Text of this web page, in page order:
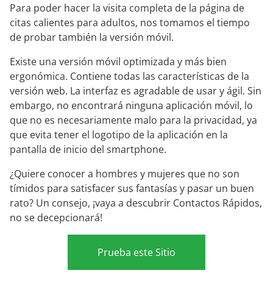
Para poder hacer la visita completa de la página de
citas calientes para adultos, nos tomamos el tiempo
de probar también la versión móvil.
Existe una versión móvil optimizada y más bien
ergonómica. Contiene todas las características de la
versión web. La interfaz es agradable de usar y ágil. Sin
embargo, no encontrará ninguna aplicación móvil, lo
que no es necesariamente malo para la privacidad, ya
que evita tener el logotipo de la aplicación en la
pantalla de inicio del smartphone.
¿Quiere conocer a hombres y mujeres que no son
tímidos para satisfacer sus fantasías y pasar un buen
rato? Un consejo, ¡vaya a descubrir Contactos Rápidos,
no se decepcionará!
Prueba este Sitio